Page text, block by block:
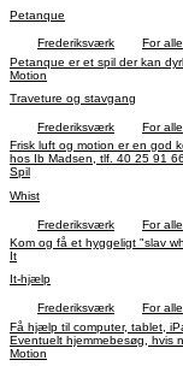
Petanque
Frederiksværk For alle
Petanque er et spil der kan
Motion
Traveture og stavgang
Frederiksværk For alle
Frisk luft og motion er en god
hos Ib Madsen, tlf. 40 25 91
Spil
Whist
Frederiksværk For alle
Kom og få et hyggeligt "slav
It
It-hjælp
Frederiksværk For alle
Få hjælp til computer, tablet,
Eventuelt hjemmebesøg, hvis
Jørgen Østfeldt, 23 63 29 05
Motion